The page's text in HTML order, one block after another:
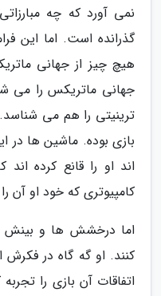
نمی آورد که چه
گذرانده است. اما این
هیچ چیز از جهانی
جهانی ماتریکس را می
ترینیتی را هم می
بازی بوده. ماشین ها در
اند او را قانع کرده
کامپیوتری که خود او آن
اما درخشش ها و بینش
کنند. او گه گاه در فکرش
اتفاقات آن بازی را